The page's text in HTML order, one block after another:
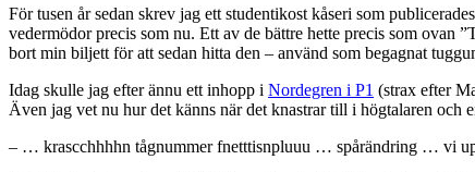
För tusen år sedan skrev jag ett studentikost kåseri som
vedermödor precis som nu. Ett av de bättre hette precis som ovan
bort min biljett för att sedan hitta den – använd som begagnat
Idag skulle jag efter ännu ett inhopp i Nordegren i P1 (strax efter
Även jag vet nu hur det känns när det knastrar till i högtalaren och
– … krascchhhhn tågnummer fnetttisnpluuu … spårändring … vi